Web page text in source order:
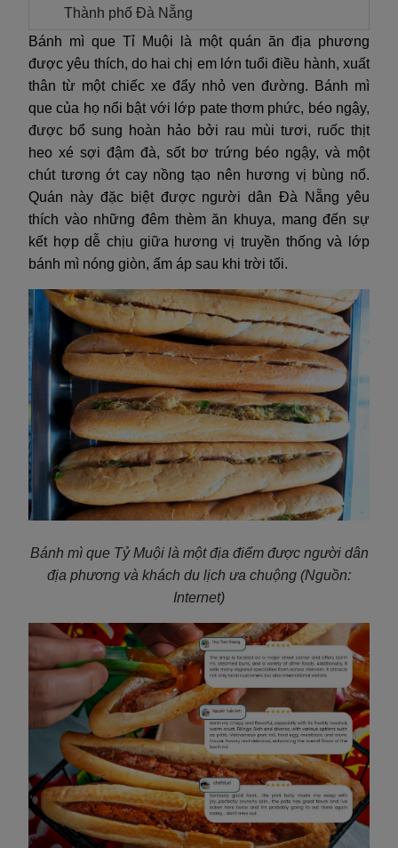
Thành phố Đà Nẵng
Bánh mì que Tỉ Muội là một quán ăn địa phương
được yêu thích, do hai chị em lớn tuổi điều hành, xuất
thân từ một chiếc xe đẩy nhỏ ven đường. Bánh mì
que của họ nổi bật với lớp pate thơm phức, béo ngậy,
được bổ sung hoàn hảo bởi rau mùi tươi, ruốc thịt
heo xé sợi đậm đà, sốt bơ trứng béo ngậy, và một
chút tương ớt cay nồng tạo nên hương vị bùng nổ.
Quán này đặc biệt được người dân Đà Nẵng yêu
thích vào những đêm thèm ăn khuya, mang đến sự
kết hợp dễ chịu giữa hương vị truyền thống và lớp
bánh mì nóng giòn, ấm áp sau khi trời tối.
Bánh mì que Tỷ Muội là một địa điểm được người dân
địa phương và khách du lịch ưa chuộng (Nguồn:
Internet)